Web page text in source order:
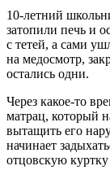
10-летний
затопили печь и
с тетей, а сами
на медосмотр,
остались одни.
Через какое-то
матрац, который
вытащить его
начинает
отцовскую